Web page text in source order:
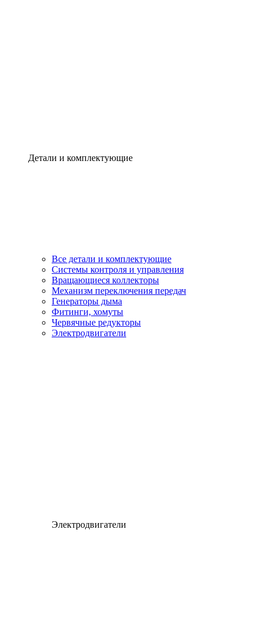
Детали и комплектующие
Все детали и комплектующие
Системы контроля и управления
Вращающиеся коллекторы
Механизм переключения передач
Генераторы дыма
Фитинги, хомуты
Червячные редукторы
Электродвигатели
Электродвигатели